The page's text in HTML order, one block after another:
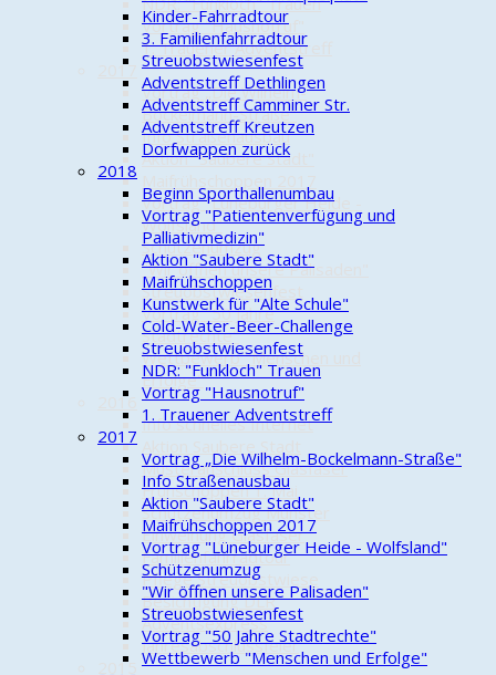
Vortrag "Hausnotruf"
1. Trauener Adventstreff
2017
Vortrag „Die Wilhelm-
Bockelmann-Straße"
Info Straßenausbau
Aktion "Saubere Stadt"
Vortrag "Lüneburger Heide -
Wolfsland"
Schützenumzug
"Wir öffnen unsere Palisaden"
Streuobstwiesenfest
Vortrag "50 Jahre
Stadtrechte"
Wettbewerb "Menschen und
Erfolge"
2016
Info schnelles Internet
Musteranschluss Glasfaser
Frühschoppen 1. Mai
Schützenumzug Munster
Einweihung Glasfaser
Familienfahrradtour
Pflege Streuobstwiese
Besichtigung DLR
Adventsexpress
Jahresabschlussfeier
2015
Kinder-Fahrradtour
3. Familienfahrradtour
Streuobstwiesenfest
Adventstreff Dethlingen
Adventstreff Camminer Str.
Adventstreff Kreutzen
Dorfwappen zurück
2018
Beginn Sporthallenumbau
Vortrag "Patientenverfügung und
Palliativmedizin"
Aktion "Saubere Stadt"
Maifrühschoppen
Kunstwerk für "Alte Schule"
Cold-Water-Beer-Challenge
Streuobstwiesenfest
NDR: "Funkloch" Trauen
Vortrag "Hausnotruf"
1. Trauener Adventstreff
2017
Vortrag „Die Wilhelm-Bockelmann-Straße"
Info Straßenausbau
Aktion "Saubere Stadt"
Maifrühschoppen 2017
Vortrag "Lüneburger Heide - Wolfsland"
Schützenumzug
"Wir öffnen unsere Palisaden"
Streuobstwiesenfest
Vortrag "50 Jahre Stadtrechte"
Wettbewerb "Menschen und Erfolge"